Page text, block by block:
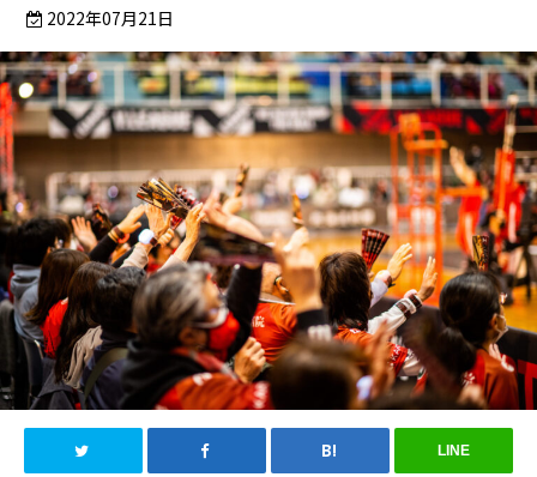
2022年07月21日
LINE